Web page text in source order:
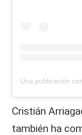
Cristián
también ha